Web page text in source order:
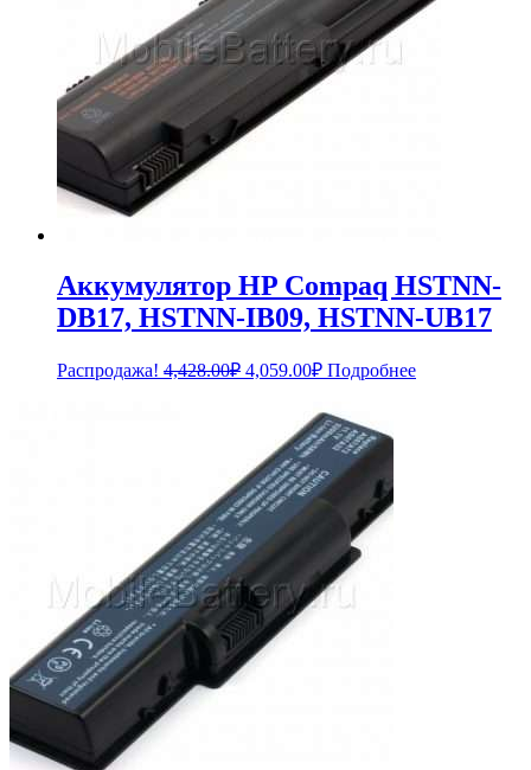
Аккумулятор HP Compaq HSTNN-
DB17, HSTNN-IB09, HSTNN-UB17
Распродажа! 4,428.00₽ Первоначальная
составляла
4,428.00₽.
4,059.00₽Текущая
4,059.00₽.
Подробнее